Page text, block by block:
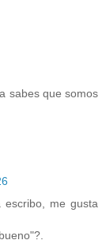
sabes que somos
escribo, me gusta